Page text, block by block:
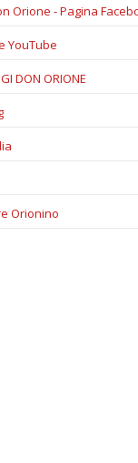
Orione - Pagina
YouTube
DON ORIONE
Orionino